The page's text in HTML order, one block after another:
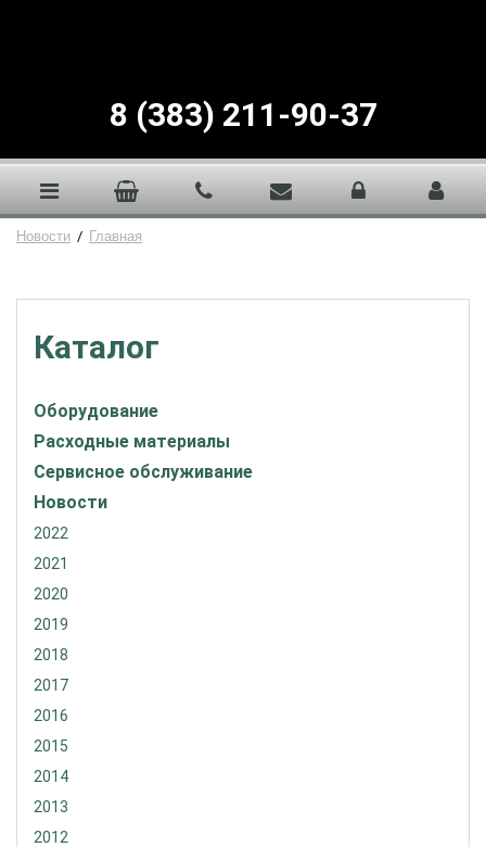
8 (383) 211-90-37
Новости / Главная
Каталог
Оборудование
Расходные материалы
Сервисное обслуживание
Новости
2022
2021
2020
2019
2018
2017
2016
2015
2014
2013
2012